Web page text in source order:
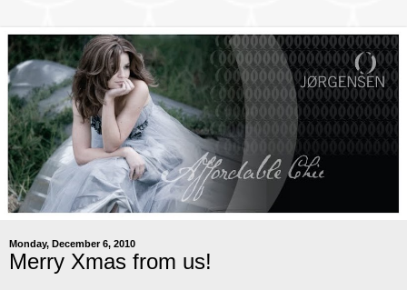
Monday, December 6, 2010
Merry Xmas from us!